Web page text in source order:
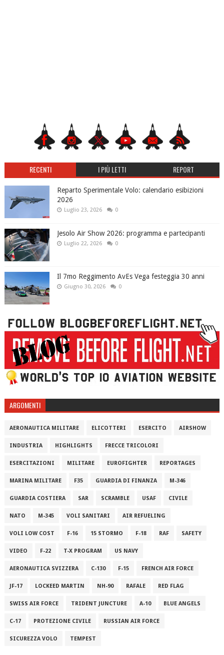
RECENTI I PIÙ LETTI REPORT
Reparto Sperimentale Volo: calendario esibizioni
2026
Luglio 23, 2026 0
Jesolo Air Show 2026: programma e partecipanti
Luglio 22, 2026 0
Il 7mo Reggimento AvEs Vega festeggia 30 anni
Giugno 30, 2026 0
ARGOMENTI
AERONAUTICA MILITARE ELICOTTERI ESERCITO AIRSHOW
INDUSTRIA HIGHLIGHTS FRECCE TRICOLORI
ESERCITAZIONI MILITARE EUROFIGHTER REPORTAGES
MARINA MILITARE F35 GUARDIA DI FINANZA M-346
GUARDIA COSTIERA SAR SCRAMBLE USAF CIVILE
NATO M-345 VOLI SANITARI AIR REFUELING
VOLI LOW COST F-16 15 STORMO F-18 RAF SAFETY
VIDEO F-22 T-X PROGRAM US NAVY
AERONAUTICA SVIZZERA C-130 F-15 FRENCH AIR FORCE
JF-17 LOCKEED MARTIN NH-90 RAFALE RED FLAG
SWISS AIR FORCE TRIDENT JUNCTURE A-10 BLUE ANGELS
C-17 PROTEZIONE CIVILE RUSSIAN AIR FORCE
SICUREZZA VOLO TEMPEST